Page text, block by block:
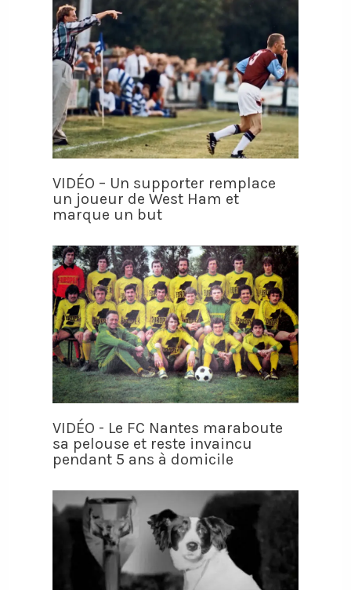
VIDÉO – Un supporter remplace
un joueur de West Ham et
marque un but
VIDÉO - Le FC Nantes maraboute
sa pelouse et reste invaincu
pendant 5 ans à domicile